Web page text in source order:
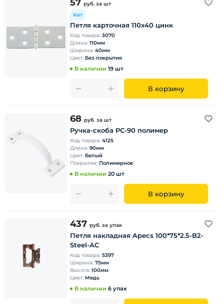
57 руб. за шт
Хит
Петля карточная 110х40 цинк
Код товара: 3070
Длина: 110мм
Ширина: 40мм
Цвет: Без покрытия
В наличии 19 шт
В корзину
68 руб. за шт
Ручка-скоба РС-90 полимер
Код товара: 4125
Длина: 90мм
Цвет: Белый
Покрытие: Полимерное
В наличии 20 шт
В корзину
437 руб. за упак
Петля накладная Apecs 100*75*2.5-B2-
Steel-AC
Код товара: 5397
Ширина: 75мм
Высота: 100мм
Цвет: Медь
В наличии 6 упак